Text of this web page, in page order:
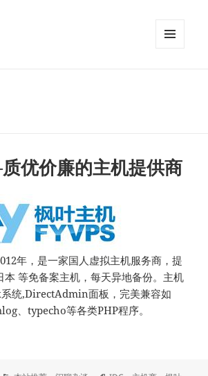
优价廉的主机提供商
年，是一家国人虚拟主机服务商，提
本 等免备案主机，每天异地备份。主机
统,DirectAdmin面板，完美兼容如
、typecho等各类PHP程序。
质优价廉的主机提供商